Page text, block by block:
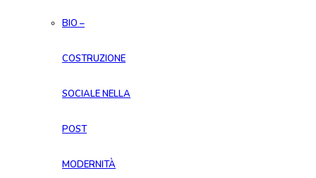
BIO –
COSTRUZIONE
SOCIALE NELLA
POST
MODERNITÀ